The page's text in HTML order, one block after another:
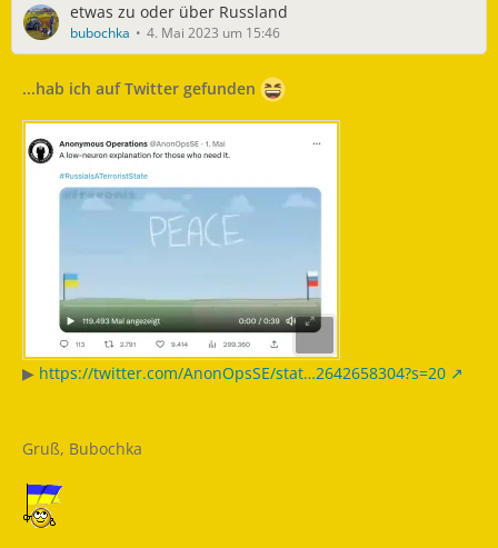
etwas zu oder über Russland
bubochka 4. Mai 2023 um 15:46
...hab ich auf Twitter gefunden
▶ https://twitter.com/AnonOpsSE/stat…2642658304?s=20
Gruß, Bubochka